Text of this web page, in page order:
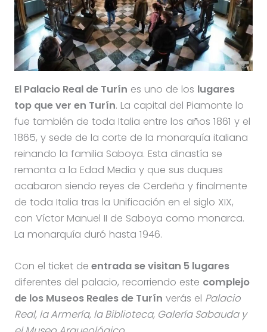
El Palacio Real de Turín es uno de los lugares
top que ver en Turín. La capital del Piamonte lo
fue también de toda Italia entre los años 1861 y el
1865, y sede de la corte de la monarquía italiana
reinando la familia Saboya. Esta dinastía se
remonta a la Edad Media y que sus duques
acabaron siendo reyes de Cerdeña y finalmente
de toda Italia tras la Unificación en el siglo XIX,
con Víctor Manuel II de Saboya como monarca.
La monarquía duró hasta 1946.
Con el ticket de entrada se visitan 5 lugares
diferentes del palacio, recorriendo este complejo
de los Museos Reales de Turín verás el Palacio
Real, la Armería, la Biblioteca, Galería Sabauda y